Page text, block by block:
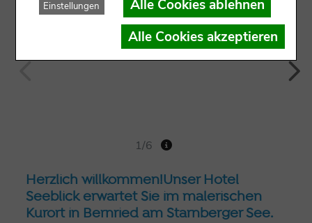
1/6
Herzlich willkommen!Unser Hotel
Seeblick erwartet Sie im malerischen
Kurort in Bernried am Starnberger See.
Einstellungen
Alle Cookies ablehnen
Alle Cookies akzeptieren